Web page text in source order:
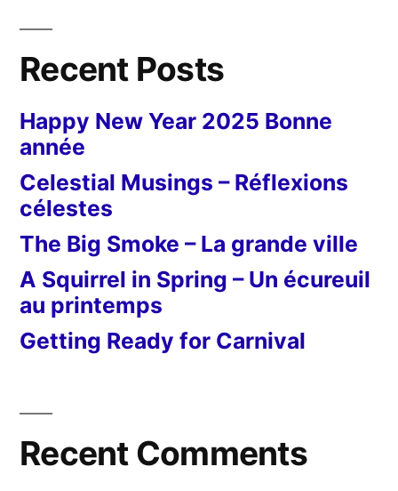
Recent Posts
Happy New Year 2025 Bonne
année
Celestial Musings – Réflexions
célestes
The Big Smoke – La grande ville
A Squirrel in Spring – Un écureuil
au printemps
Getting Ready for Carnival
Recent Comments